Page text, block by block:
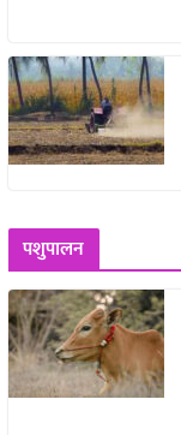
पशुपालन